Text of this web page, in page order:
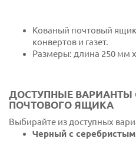
Кованый почтовый
конвертов и газет.
Размеры: длина 250 мм
ДОСТУПНЫЕ ВАРИАНТЫ
ПОЧТОВОГО ЯЩИКА
Выбирайте из доступных
Черный с